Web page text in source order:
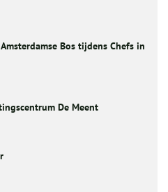
Bos tijdens Chefs in
De Meent